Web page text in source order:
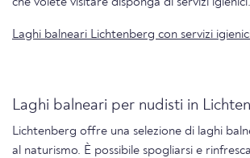
Laghi balneari Lichtenberg con servizi
Laghi balneari per nudisti in
Lichtenberg offre una selezione di laghi
al naturismo. È possibile spogliarsi e